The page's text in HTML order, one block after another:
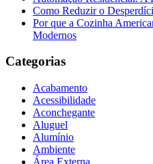
Como Reduzir o
Por que a Cozinha
Modernos
Categorias
Acabamento
Acessibilidade
Aconchegante
Aluguel
Alumínio
Ambiente
Área Externa